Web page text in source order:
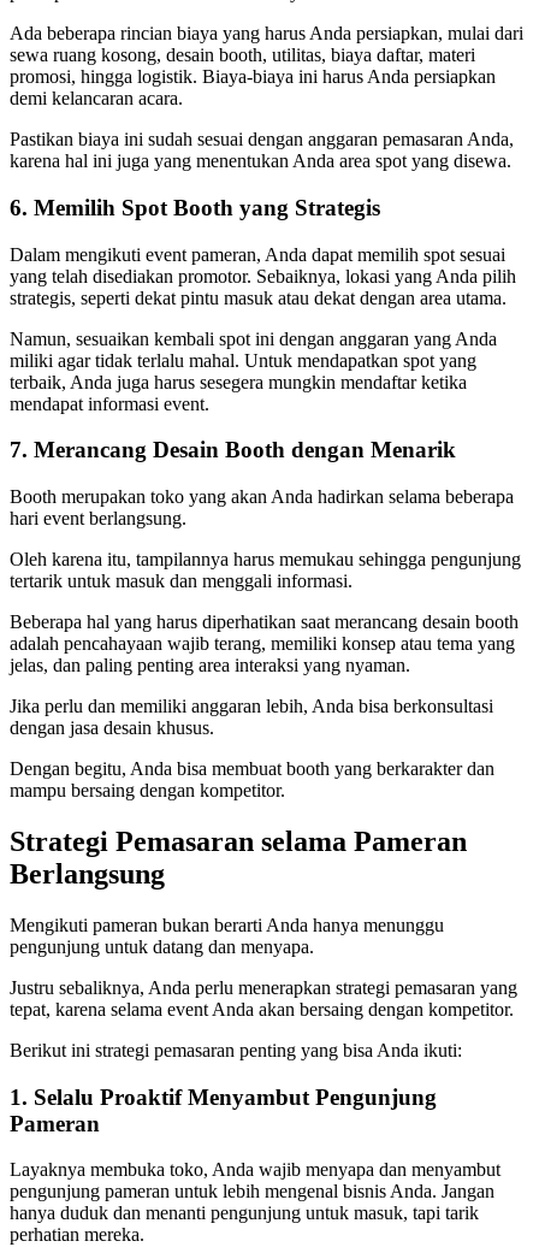
Ada beberapa rincian biaya yang harus Anda persiapkan, mulai dari
sewa ruang kosong, desain booth, utilitas, biaya daftar, materi
promosi, hingga logistik. Biaya-biaya ini harus Anda persiapkan
demi kelancaran acara.
Pastikan biaya ini sudah sesuai dengan anggaran pemasaran Anda,
karena hal ini juga yang menentukan Anda area spot yang disewa.
6. Memilih Spot Booth yang Strategis
Dalam mengikuti event pameran, Anda dapat memilih spot sesuai
yang telah disediakan promotor. Sebaiknya, lokasi yang Anda pilih
strategis, seperti dekat pintu masuk atau dekat dengan area utama.
Namun, sesuaikan kembali spot ini dengan anggaran yang Anda
miliki agar tidak terlalu mahal. Untuk mendapatkan spot yang
terbaik, Anda juga harus sesegera mungkin mendaftar ketika
mendapat informasi event.
7. Merancang Desain Booth dengan Menarik
Booth merupakan toko yang akan Anda hadirkan selama beberapa
hari event berlangsung.
Oleh karena itu, tampilannya harus memukau sehingga pengunjung
tertarik untuk masuk dan menggali informasi.
Beberapa hal yang harus diperhatikan saat merancang desain booth
adalah pencahayaan wajib terang, memiliki konsep atau tema yang
jelas, dan paling penting area interaksi yang nyaman.
Jika perlu dan memiliki anggaran lebih, Anda bisa berkonsultasi
dengan jasa desain khusus.
Dengan begitu, Anda bisa membuat booth yang berkarakter dan
mampu bersaing dengan kompetitor.
Strategi Pemasaran selama Pameran
Berlangsung
Mengikuti pameran bukan berarti Anda hanya menunggu
pengunjung untuk datang dan menyapa.
Justru sebaliknya, Anda perlu menerapkan strategi pemasaran yang
tepat, karena selama event Anda akan bersaing dengan kompetitor.
Berikut ini strategi pemasaran penting yang bisa Anda ikuti:
1. Selalu Proaktif Menyambut Pengunjung
Pameran
Layaknya membuka toko, Anda wajib menyapa dan menyambut
pengunjung pameran untuk lebih mengenal bisnis Anda. Jangan
hanya duduk dan menanti pengunjung untuk masuk, tapi tarik
perhatian mereka.